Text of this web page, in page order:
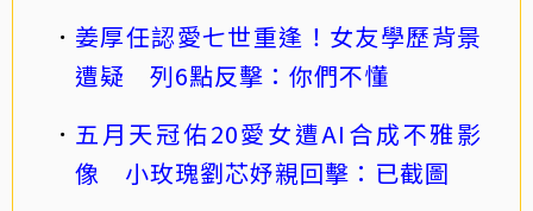
姜厚任認愛七世重逢！女友學歷背景
遭疑 列6點反擊：你們不懂
五月天冠佑20愛女遭AI合成不雅影
像 小玫瑰劉芯妤親回擊：已截圖